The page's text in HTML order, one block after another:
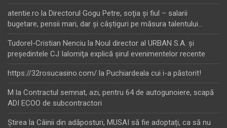
atentie.ro la Directorul Gogu Petre, soţia şi fiul – salarii
bugetare, pensii mari, dar şi câştiguri pe măsura talentului…
Tudorel-Cristian Nenciu la Noul director al URBAN S.A. şi
preşedintele CJ Ialomiţa explică şirul evenimentelor recente
https://32rosucasino.com/ la Puchiardeala cui i-a păstorit!
M la Contractul semnat, azi, pentru 64 de autogunoiere, scapă
ADI ECOO de subcontractori
Ştirea la Câinii din adăposturi, MUSAI să fie adoptați, ca să nu